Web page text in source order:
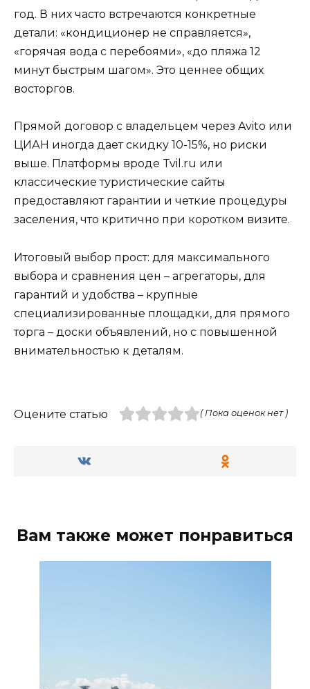
год. В них часто встречаются конкретные
детали: «кондиционер не справляется»,
«горячая вода с перебоями», «до пляжа 12
минут быстрым шагом». Это ценнее общих
восторгов.
Прямой договор с владельцем через Avito или
ЦИАН иногда дает скидку 10-15%, но риски
выше. Платформы вроде Tvil.ru или
классические туристические сайты
предоставляют гарантии и четкие процедуры
заселения, что критично при коротком визите.
Итоговый выбор прост: для максимального
выбора и сравнения цен – агрегаторы, для
гарантий и удобства – крупные
специализированные площадки, для прямого
торга – доски объявлений, но с повышенной
внимательностью к деталям.
Оцените статью ( Пока оценок нет )
Вам также может понравиться